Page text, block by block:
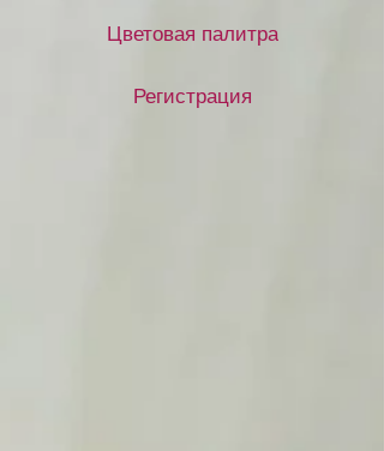
Цветовая палитра
Регистрация